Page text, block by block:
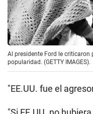
Las
El historiador
que, históricamente,
principio del fin de
evitado.